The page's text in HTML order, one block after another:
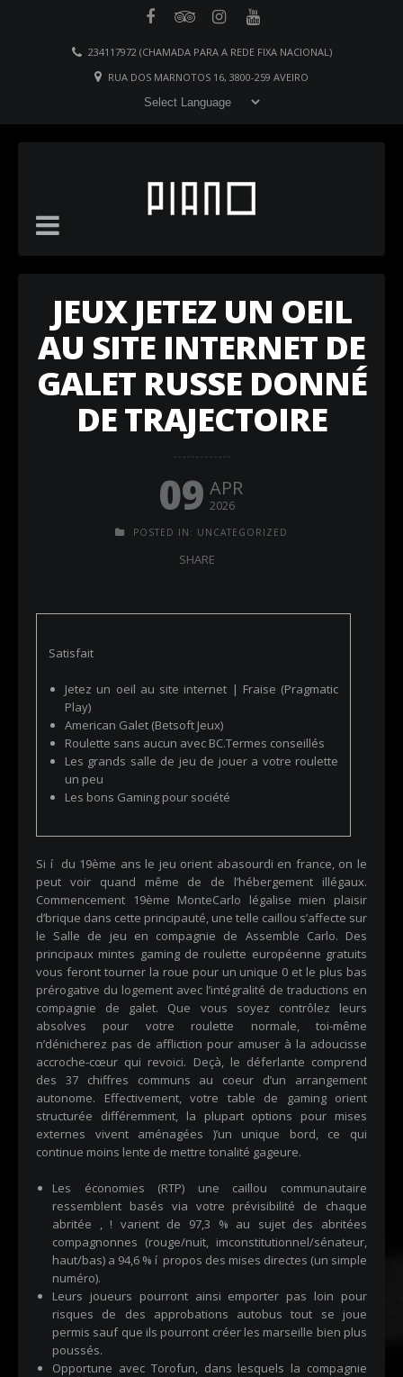
234117972 (CHAMADA PARA A REDE FIXA NACIONAL)
RUA DOS MARNOTOS 16, 3800-259 AVEIRO
JEUX JETEZ UN OEIL
AU SITE INTERNET DE
GALET RUSSE DONNÉ
DE TRAJECTOIRE
09 APR
2026
POSTED IN: UNCATEGORIZED
SHARE
Satisfait
Jetez un oeil au site internet | Fraise (Pragmatic
Play)
American Galet (Betsoft Jeux)
Roulette sans aucun avec BC.Termes conseillés
Les grands salle de jeu de jouer a votre roulette
un peu
Les bons Gaming pour société
Si í du 19ème ans le jeu orient abasourdi en france, on le
peut voir quand même de de l’hébergement illégaux.
Commencement 19ème MonteCarlo légalise mien plaisir
d’brique dans cette principauté, une telle caillou s’affecte sur
le Salle de jeu en compagnie de Assemble Carlo. Des
principaux mintes gaming de roulette européenne gratuits
vous feront tourner la roue pour un unique 0 et le plus bas
prérogative du logement avec l’intégralité de traductions en
compagnie de galet. Que vous soyez contrôlez leurs
absolves pour votre roulette normale, toi-même
n’dénicherez pas de affliction pour amuser à la adoucisse
accroche-cœur qui revoici. Deçà, le déferlante comprend
des 37 chiffres communs au coeur d’un arrangement
autonome. Effectivement, votre table de gaming orient
structurée différemment, la plupart options pour mises
externes vivent aménagées )’un unique bord, ce qui
continue moins lente de mettre tonalité gageure.
Les économies (RTP) une caillou communautaire
ressemblent basés via votre prévisibilité de chaque
abritée , ! varient de 97,3 % au sujet des abritées
compagnonnes (rouge/nuit, imconstitutionnel/sénateur,
haut/bas) a 94,6 % í propos des mises directes (un simple
numéro).
Leurs joueurs pourront ainsi emporter pas loin pour
risques de des approbations autobus tout se joue
permis sauf que ils pourront créer les marseille bien plus
poussés.
Opportune avec Torofun, dans lesquels la compagnie